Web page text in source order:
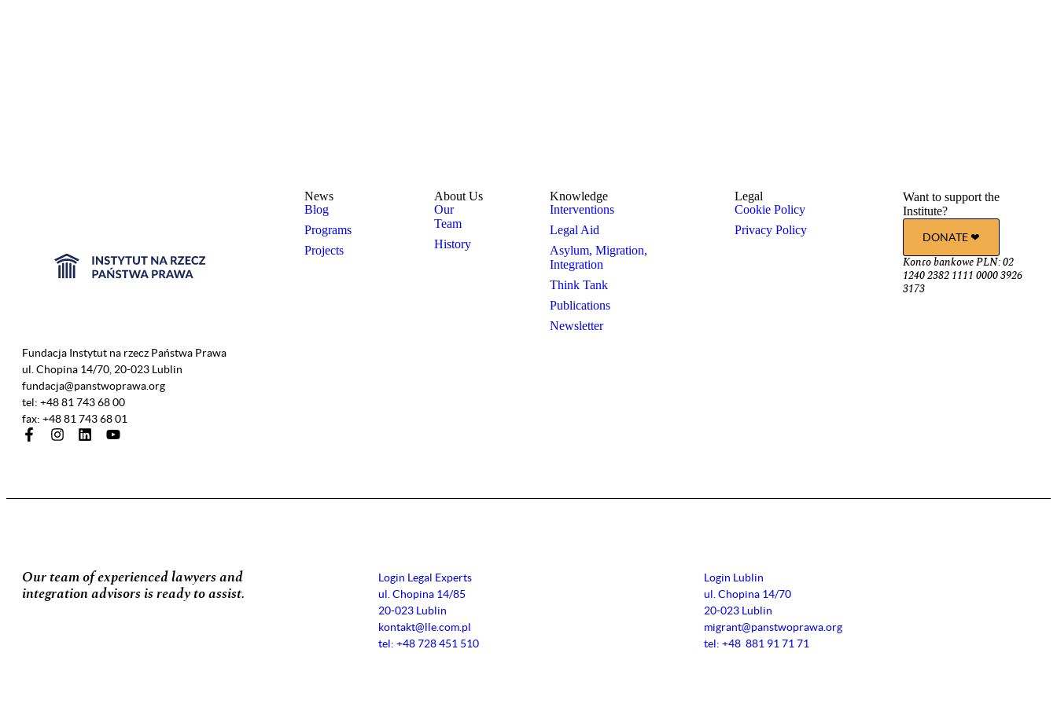
Fundacja Instytut na rzecz Państwa Prawa
ul. Chopina 14/70, 20-023 Lublin
fundacja@panstwoprawa.org
tel: +48 81 743 68 00
fax: +48 81 743 68 01
News
Blog
Programs
Projects
About Us
Our
Team
History
Knowledge
Interventions
Legal Aid
Asylum, Migration,
Integration
Think Tank
Publications
Newsletter
Legal
Cookie Policy
Privacy Policy
Want to support the
Institute?
DONATE ❤︎
Konto bankowe PLN: 02
1240 2382 1111 0000 3926
3173
Our team of experienced lawyers and
integration advisors is ready to assist.
Login Legal Experts
ul. Chopina 14/85
20-023 Lublin
kontakt@lle.com.pl
tel: +48 728 451 510
Login Lublin
ul. Chopina 14/70
20-023 Lublin
migrant@panstwoprawa.org
tel: +48 881 91 71 71